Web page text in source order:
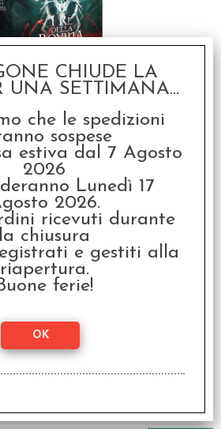
Grail - I Re
della Rovina
€ 123,99
Rovina: Mounted
SCONTO 20%
CHIUDE LA
UNA SETTIMANA...
che le spedizioni
sospese
estiva dal 7 Agosto
2026
Lunedì 17
2026.
ricevuti durante
la chiusura
e gestiti alla
riapertura.
ferie!